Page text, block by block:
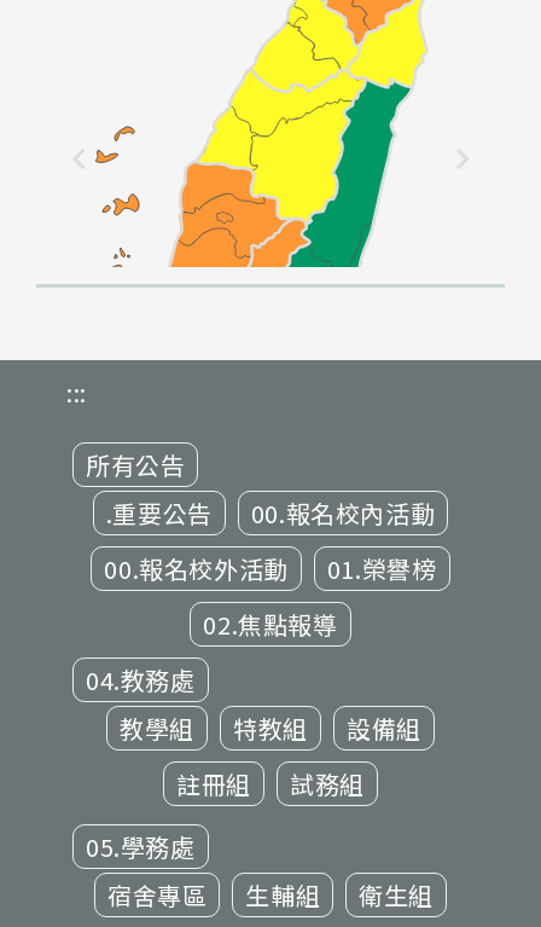
:::
所有公告
.重要公告
00.報名校內活動
00.報名校外活動
01.榮譽榜
02.焦點報導
04.教務處
教學組
特教組
設備組
註冊組
試務組
05.學務處
宿舍專區
生輔組 衛生組